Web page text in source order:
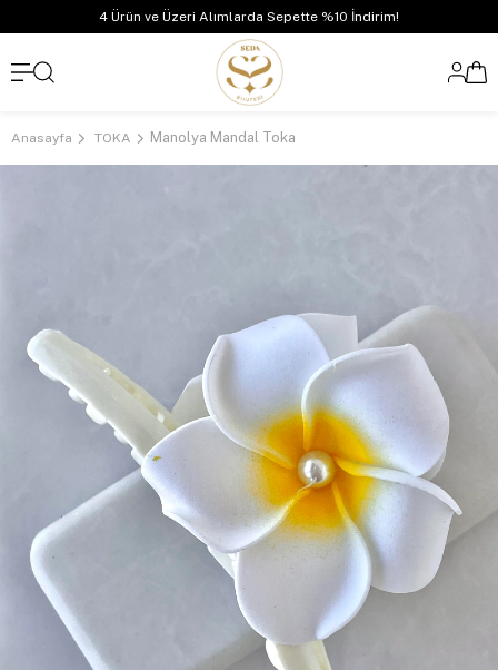
4 Ürün ve Üzeri Alımlarda Sepette %10 İndirim!
Anasayfa TOKA Manolya Mandal Toka